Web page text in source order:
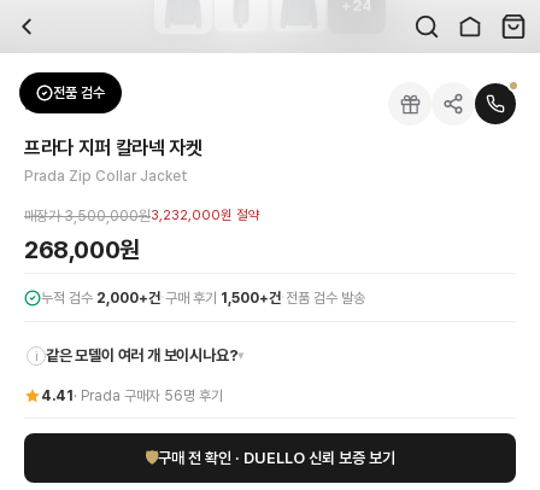
배송은 얼마나 걸리나요?
검수는 어떻게 진행되나요? 검수 사진을 받을 수 있나요?
전문 스태프가 실물 상품을 직접 확인한 후 검수 사진을 제공합니다. 가죽 재질,
교환이나 반품이 가능한가요?
수령 후 7일 이내 신청하시면 상품 하자, 사이즈 불일치, 고객 변심 모두 교환·반
쿠폰과 적립금을 함께 사용할 수 있나요?
네, 쿠폰과 적립금을 결제 시 함께 사용하실 수 있습니다. 적립금은 1,000원 이상
사이즈는 어떻게 선택하나요?
상품 상세의 사이즈 정보를 참고해 선택하시고, 사이즈 선택이 어려우시면 카카오
브랜드:
성별:남성
색상:그레이
가격:268,000원
프라다(Prada)의 절제된 미학과 혁신적인 디자인이 돋보이는 프라다 지퍼 칼라넥
프라다 지퍼 칼라넥 자켓
24
전품 검수
Prada자켓
프라다 지퍼 칼라넥 자켓
Prada Zip Collar Jacket
매장가3,500,000원3,232,000원 절약
268,000원
누적 검수 2,000+건·구매 후기 1,500+건· 전품 검수 발송
i 같은 모델이 여러 개 보이시나요?▾
4.41 · Prada 구매자 56명 후기
🛡구매 전 확인 · DUELLO 신뢰 보증 보기